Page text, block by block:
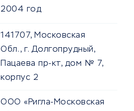
2004 год
141707, Московская
Обл., г. Долгопрудный,
Пацаева пр-кт, дом № 7,
корпус 2
ООО «Ригла-Московская